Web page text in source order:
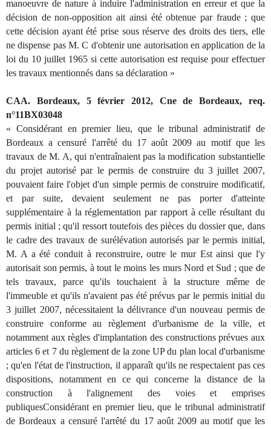
manoeuvre de nature à induire l'administration en erreur et que la
décision de non-opposition ait ainsi été obtenue par fraude ; que
cette décision ayant été prise sous réserve des droits des tiers, elle
ne dispense pas M. C d'obtenir une autorisation en application de la
loi du 10 juillet 1965 si cette autorisation est requise pour effectuer
les travaux mentionnés dans sa déclaration »
CAA. Bordeaux, 5 février 2012, Cne de Bordeaux, req.
n°11BX03048
« Considérant en premier lieu, que le tribunal administratif de
Bordeaux a censuré l'arrêté du 17 août 2009 au motif que les
travaux de M. A, qui n'entraînaient pas la modification substantielle
du projet autorisé par le permis de construire du 3 juillet 2007,
pouvaient faire l'objet d'un simple permis de construire modificatif,
et par suite, devaient seulement ne pas porter d'atteinte
supplémentaire à la réglementation par rapport à celle résultant du
permis initial ; qu'il ressort toutefois des pièces du dossier que, dans
le cadre des travaux de surélévation autorisés par le permis initial,
M. A a été conduit à reconstruire, outre le mur Est ainsi que l'y
autorisait son permis, à tout le moins les murs Nord et Sud ; que de
tels travaux, parce qu'ils touchaient à la structure même de
l'immeuble et qu'ils n'avaient pas été prévus par le permis initial du
3 juillet 2007, nécessitaient la délivrance d'un nouveau permis de
construire conforme au règlement d'urbanisme de la ville, et
notamment aux règles d'implantation des constructions prévues aux
articles 6 et 7 du règlement de la zone UP du plan local d'urbanisme
; qu'en l'état de l'instruction, il apparaît qu'ils ne respectaient pas ces
dispositions, notamment en ce qui concerne la distance de la
construction à l'alignement des voies et emprises
publiquesConsidérant en premier lieu, que le tribunal administratif
de Bordeaux a censuré l'arrêté du 17 août 2009 au motif que les